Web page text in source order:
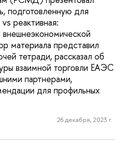
подготовленную для
реактивная:
материала представил
тетради, рассказал об
взаимной торговли ЕАЭС
партнерами,
для профильных
26 декабря, 2023 г.